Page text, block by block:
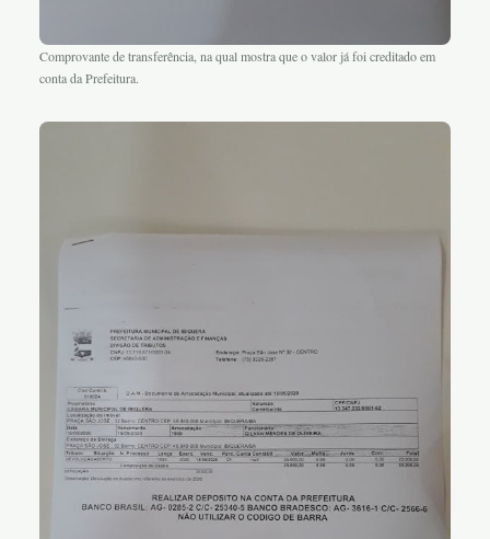
Comprovante de transferência, na qual mostra que o valor já foi creditado em
conta da Prefeitura.